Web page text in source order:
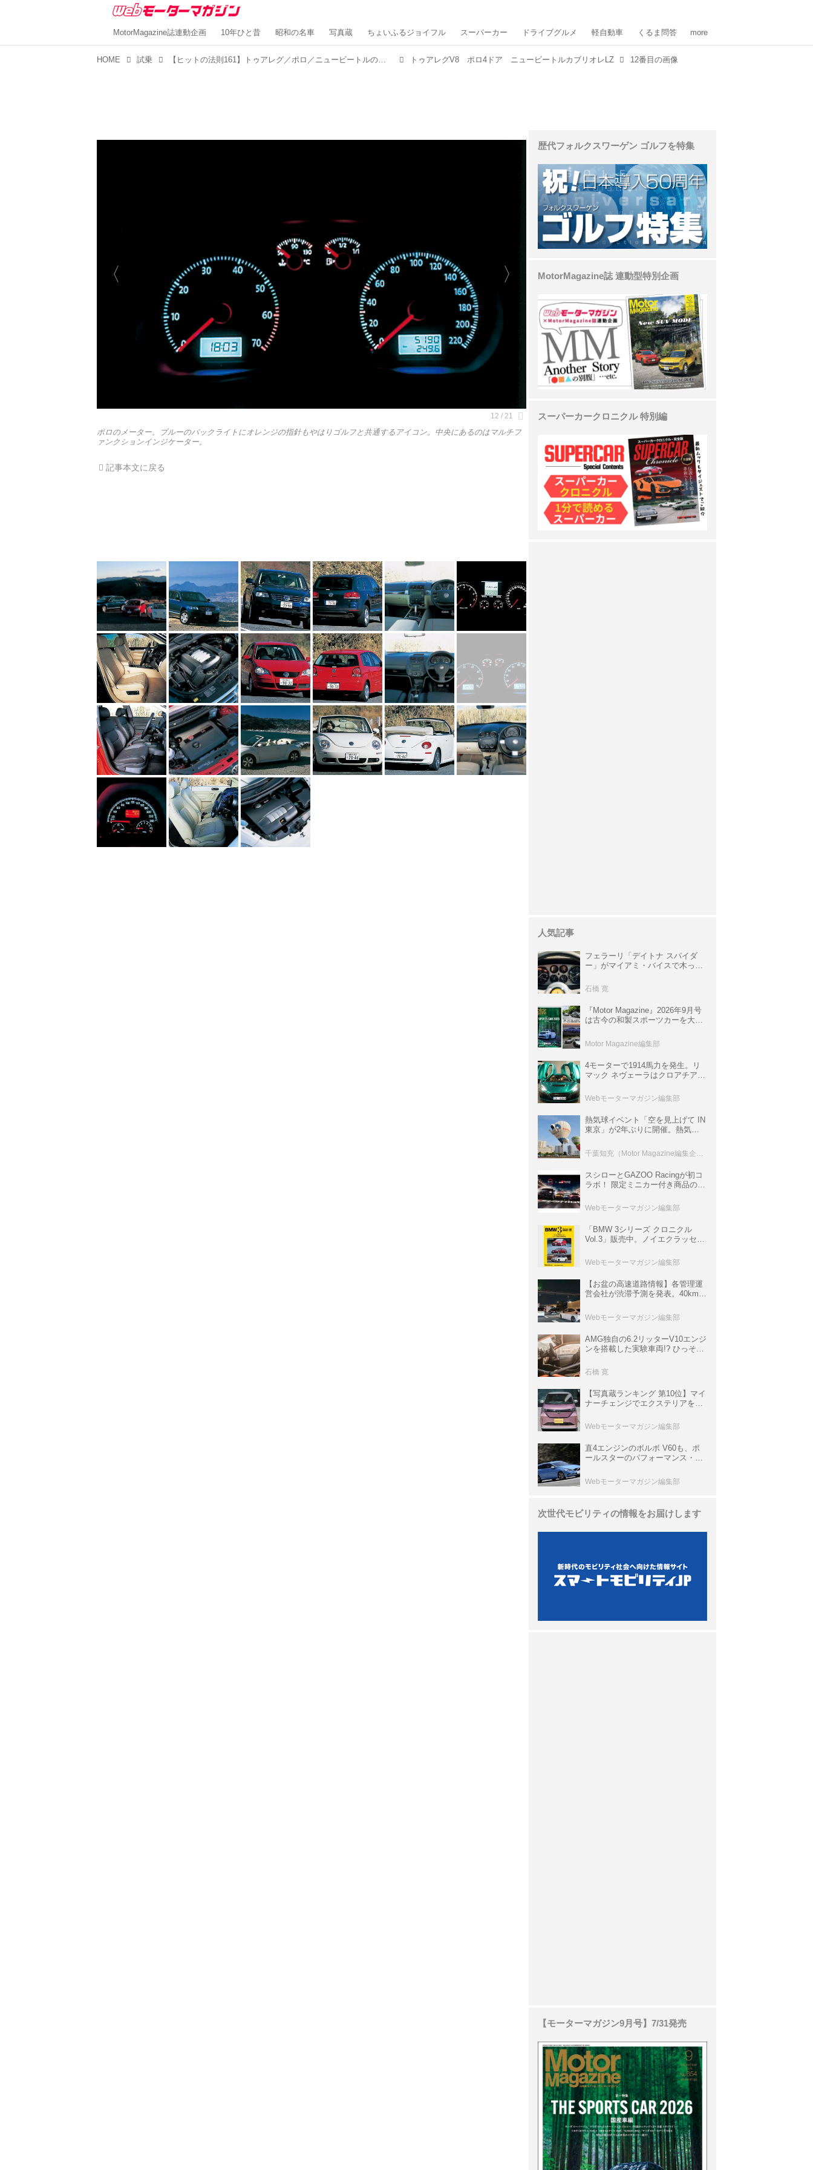
MotorMagazine誌連動企画 10年ひと昔 昭和の名車 写真蔵 ちょいふるジョイフル スーパーカー ドライブグルメ 軽自動車 くるま問答 more
HOME 試乗 【ヒットの法則161】トゥアレグ／ポロ／ニュービートルの同時試乗でわかったフォルクスワーゲンの神髄 トゥアレグV8 ポロ4ドア ニュービートルカブリオレLZ 12番目の画像
ポロのメーター。ブルーのバックライトにオレンジの指針もやはりゴルフと共通するアイコン。中央にあるのはマルチフ
ァンクションインジケーター。
記事本文に戻る
歴代フォルクスワーゲン ゴルフを特集
MotorMagazine誌 連動型特別企画
スーパーカークロニクル 特別編
人気記事
フェラーリ「デイトナ スパイダ
ー」がマイアミ・バイスで木っ端
サ」に化けた理由
石橋 寛
『Motor Magazine』2026年9月号
は古今の和製スポーツカーを大特
情報も満載
Motor Magazine編集部
4モーターで1914馬力を発生。リ
マック ネヴェーラはクロアチア発
ロニクル・完全版／115】
Webモーターマガジン編集部
熱気球イベント「空を見上げて IN
東京」が2年ぶりに開催。熱気球
室などのコンテンツも
スシローとGAZOO Racingが初コ
ラボ！ 限定ミニカー付き商品の
ト体験があたる抽選企画などを展
開
Webモーターマガジン編集部
「BMW 3シリーズ クロニクル
Vol.3」販売中。ノイエクラッセか
ムック
Webモーターマガジン編集部
【お盆の高速道路情報】各管理運
営会社が渋滞予測を発表。40km以
数ある
Webモーターマガジン編集部
AMG独自の6.2リッターV10エンジ
ンを搭載した実験車両!? ひっそり
P900 プロトタイプ」とは
石橋 寛
【写真蔵ランキング 第10位】マイ
ナーチェンジでエクステリアを刷
クラ」
Webモーターマガジン編集部
直4エンジンのボルボ V60も、ポ
ールスターのパフォーマンス・パ
と昔の新車】
Webモーターマガジン編集部
次世代モビリティの情報をお届けします
【モーターマガジン9月号】7/31発売